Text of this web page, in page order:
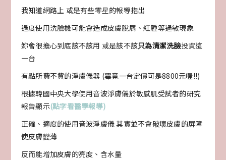
我知道網路上 或是有些零星的報導指出
過度使用洗臉機可能會造成皮膚脫屑、紅腫等過敏現象
妳會很擔心到底該不該用 或是該不該只為清潔洗臉投資這
一台
有點所費不貲的淨膚儀器 (畢竟一台定價可是8800元喔!!)
根據韓國中央大學使用音波淨膚儀於敏感肌受試者的研究
報告顯示(點字看醫學報導)
正確、適度的使用音波淨膚儀 其實並不會破壞皮膚的屏障
使皮膚變薄
反而能增加皮膚的亮度、含水量